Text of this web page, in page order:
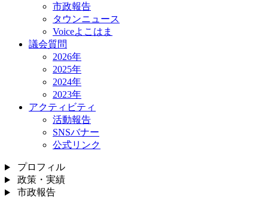
市政報告
タウンニュース
Voiceよこはま
議会質問
2026年
2025年
2024年
2023年
アクティビティ
活動報告
SNSバナー
公式リンク
プロフィル
政策・実績
市政報告